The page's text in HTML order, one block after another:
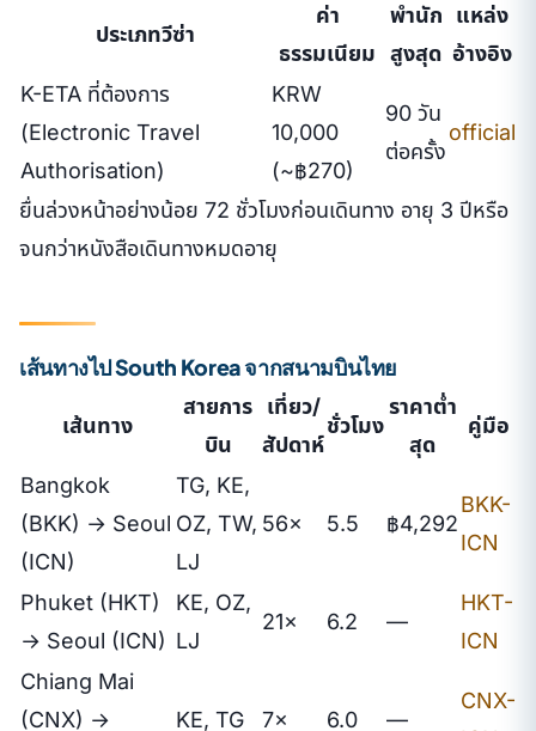
ประเภทวีซ่า
ค่า
ธรรมเนียม
พำนัก
สูงสุด
แหล่ง
อ้างอิง
K-ETA ที่ต้องการ
(Electronic Travel
Authorisation)
KRW
10,000
(~฿270)
90 วัน
ต่อครั้ง
official
ยื่นล่วงหน้าอย่างน้อย 72 ชั่วโมงก่อนเดินทาง อายุ 3 ปีหรือ
จนกว่าหนังสือเดินทางหมดอายุ
เส้นทางไป South Korea จากสนามบินไทย
เส้นทาง
สายการ
บิน
เที่ยว/
สัปดาห์
ชั่วโมง
ราคาต่ำ
สุด
คู่มือ
Bangkok
(BKK) → Seoul
(ICN)
TG, KE,
OZ, TW,
LJ
56× 5.5 ฿4,292
BKK-
ICN
Phuket (HKT)
→ Seoul (ICN)
KE, OZ,
LJ
21× 6.2 —
HKT-
ICN
Chiang Mai
(CNX) →
KE, TG 7× 6.0 —
CNX-